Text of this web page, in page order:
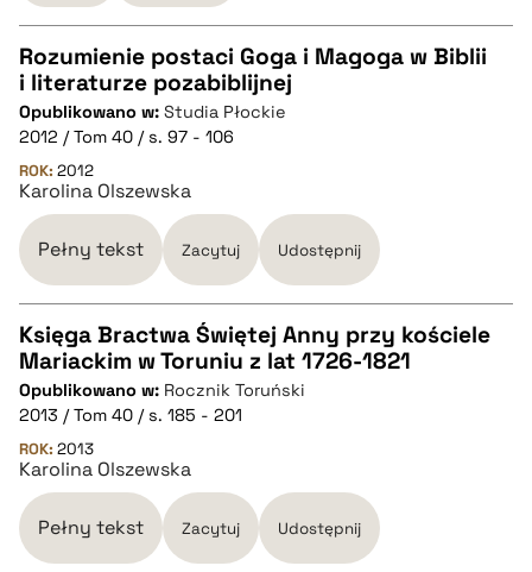
CZYSTY TEKST
pobierz cytat
BIBTEX
pobierz cytat
Rozumienie postaci Goga i Magoga w Biblii
i literaturze pozabiblijnej
Opublikowano w: Studia Płockie
2012 / Tom 40 / s. 97 - 106
ROK: 2012
Karolina Olszewska
Pełny tekst Zacytuj Udostępnij
CZYSTY TEKST
pobierz cytat
BIBTEX
Księga Bractwa Świętej Anny przy kościele
Mariackim w Toruniu z lat 1726-1821
Opublikowano w: Rocznik Toruński
2013 / Tom 40 / s. 185 - 201
ROK: 2013
Karolina Olszewska
Pełny tekst Zacytuj Udostępnij